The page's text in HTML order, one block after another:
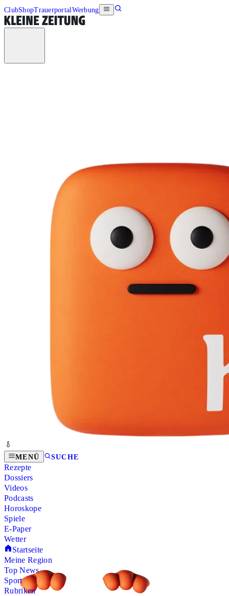
ClubShopTrauerportalWerbung
MENÜ SUCHE
Rezepte
Dossiers
Videos
Podcasts
Horoskope
Spiele
E-Paper
Wetter
Startseite
Meine Region
Top News
Sport
Rubriken